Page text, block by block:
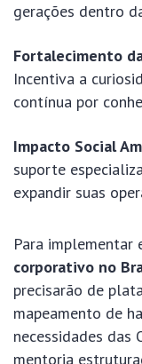
gerações dentro
Fortalecimento
Incentiva a
contínua por
Impacto Social
suporte
expandir suas
Para implementar
corporativo no
precisarão de
mapeamento de
necessidades das
mentoria